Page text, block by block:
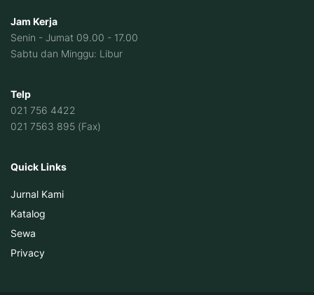
Jam Kerja
Senin - Jumat 09.00 - 17.00
Sabtu dan Minggu: Libur
Telp
021 756 4422
021 7563 895 (Fax)
Quick Links
Jurnal Kami
Katalog
Sewa
Privacy